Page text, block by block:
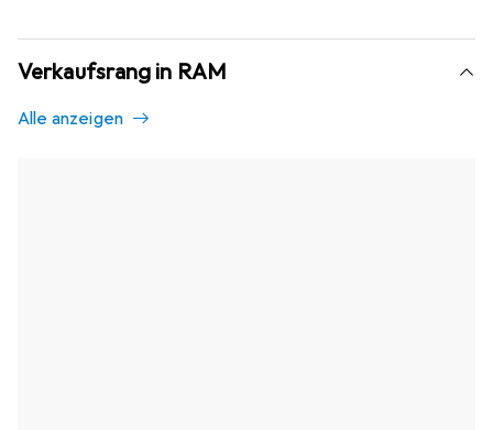
Verkaufsrang in RAM
Alle anzeigen